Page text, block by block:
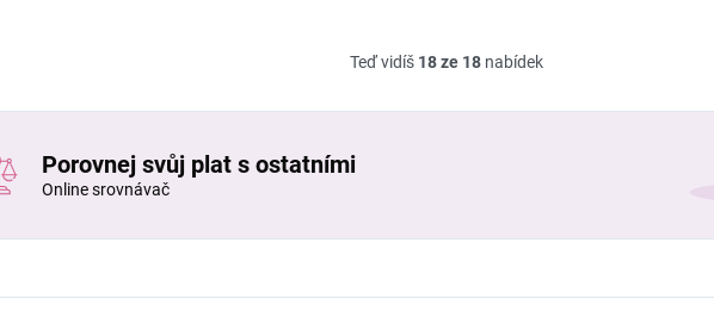
Teď vidíš 18 ze 18 nabídek
Porovnej svůj plat s ostatními
Online srovnávač